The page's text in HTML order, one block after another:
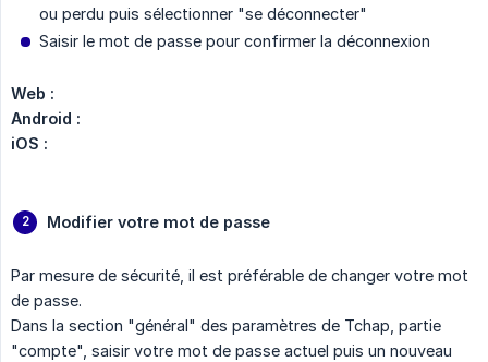
ou perdu puis sélectionner "se déconnecter"
Saisir le mot de passe pour confirmer la déconnexion
Web :
Android :
iOS :
Modifier votre mot de passe
Par mesure de sécurité, il est préférable de changer votre mot
de passe.
Dans la section "général" des paramètres de Tchap, partie
"compte", saisir votre mot de passe actuel puis un nouveau